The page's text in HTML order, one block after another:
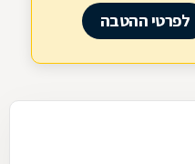
לפרטי ההטבה